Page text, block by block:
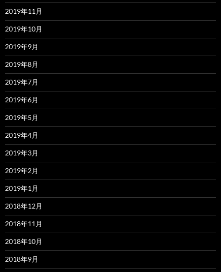
2019年11月
2019年10月
2019年9月
2019年8月
2019年7月
2019年6月
2019年5月
2019年4月
2019年3月
2019年2月
2019年1月
2018年12月
2018年11月
2018年10月
2018年9月